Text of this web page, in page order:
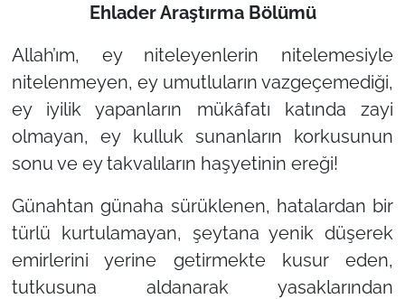
Ehlader Araştırma Bölümü
Allah’ım, ey niteleyenlerin nitelemesiyle
nitelenmeyen, ey umutluların vazgeçemediği,
ey iyilik yapanların mükâfatı katında zayi
olmayan, ey kulluk sunanların korkusunun
sonu ve ey takvalıların haşyetinin ereği!
Günahtan günaha sürüklenen, hatalardan bir
türlü kurtulamayan, şeytana yenik düşerek
emirlerini yerine getirmekte kusur eden,
tutkusuna aldanarak yasaklarından